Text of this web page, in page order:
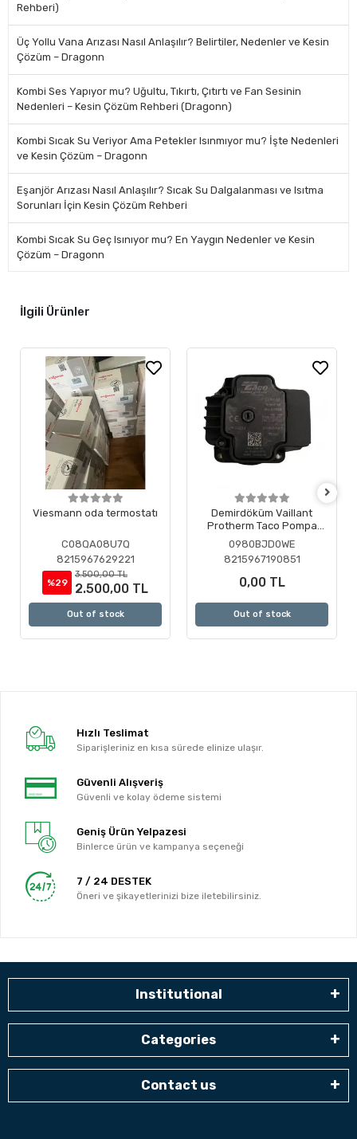
Rehberi)
Üç Yollu Vana Arızası Nasıl Anlaşılır? Belirtiler, Nedenler ve Kesin
Çözüm – Dragonn
Kombi Ses Yapıyor mu? Uğultu, Tıkırtı, Çıtırtı ve Fan Sesinin
Nedenleri – Kesin Çözüm Rehberi (Dragonn)
Kombi Sıcak Su Veriyor Ama Petekler Isınmıyor mu? İşte Nedenleri
ve Kesin Çözüm – Dragonn
Eşanjör Arızası Nasıl Anlaşılır? Sıcak Su Dalgalanması ve Isıtma
Sorunları İçin Kesin Çözüm Rehberi
Kombi Sıcak Su Geç Isınıyor mu? En Yaygın Nedenler ve Kesin
Çözüm – Dragonn
İlgili Ürünler
Viesmann oda termostatı
C08QA08U7Q
8215967629221
%29
3.500,00 TL
2.500,00 TL
Out of stock
Demirdöküm Vaillant
Protherm Taco Pompa
Motoru ( Revizyonlu )
0980BJD0WE
8215967190851
0,00 TL
Out of stock
Hızlı Teslimat
Siparişleriniz en kısa sürede elinize ulaşır.
Güvenli Alışveriş
Güvenli ve kolay ödeme sistemi
Geniş Ürün Yelpazesi
Binlerce ürün ve kampanya seçeneği
7 / 24 DESTEK
Öneri ve şikayetlerinizi bize iletebilirsiniz.
Institutional
Categories
Contact us